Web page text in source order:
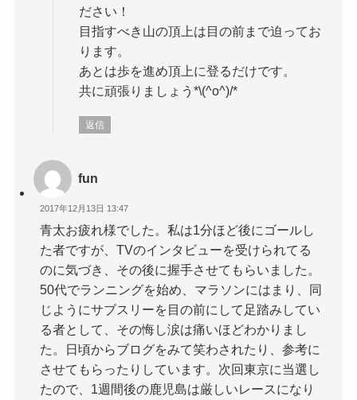
ださい！
目指すべき山の頂上は目の前まで迫ってお
ります。
あとは歩を進め頂上に登るだけです。
共に頑張りましょう*\(^o^)/*
返信
fun
2017年12月13日 13:47
青太お疲れ様でした。私は1分ほど後にゴールし
た者ですが、TVのインタビューを受けられてる
のに気づき、その後に握手させてもらいました。
50代でランニングを始め、マラソンにはまり、同
じようにサブスリーを目の前にして足踏みしてい
る者として、その悔し涙は痛いほどわかりまし
た。日頃からブログをみて笑わされたり、参考に
させてもらったりしています。次回東京に当選し
たので、1週間後の鹿児島は厳しいレースになり